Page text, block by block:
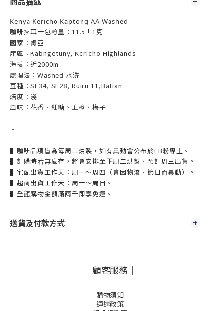
Kenya Kericho Kaptong AA Washed
咖啡掛耳一包粉量：11.5±1克
國家：肯亞
產區：Kabngetuny, Kericho Highlands
海拔：近2000m
處理法： Washed 水洗
豆種：SL34, SL28, Ruiru 11,Batian
焙度：淺
風味：花香、紅糖、血橙、梅子
‧
▌咖啡品項皆為每周二烘製，如有異動會公布於FB粉專上。
▌訂購時若無庫存，將會安排至下周二烘製、預計周三出貨。
▌宅配出貨工作天：周一～周四（會因物流、節日而異動）。
▌超商出貨工作天：周一～周日。
▌全館購物金額滿兩千即享免運。
送貨及付款方式
｜顧客服務｜
購物須知
運送政策